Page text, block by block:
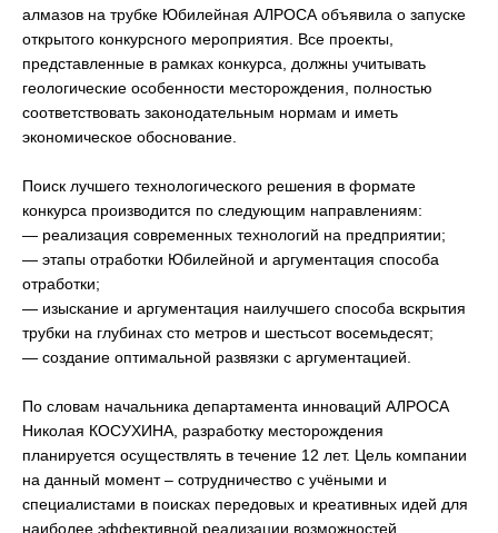
алмазов на трубке Юбилейная АЛРОСА объявила о запуске
открытого конкурсного мероприятия. Все проекты,
представленные в рамках конкурса, должны учитывать
геологические особенности месторождения, полностью
соответствовать законодательным нормам и иметь
экономическое обоснование.
Поиск лучшего технологического решения в формате
конкурса производится по следующим направлениям:
— реализация современных технологий на предприятии;
— этапы отработки Юбилейной и аргументация способа
отработки;
— изыскание и аргументация наилучшего способа вскрытия
трубки на глубинах сто метров и шестьсот восемьдесят;
— создание оптимальной развязки с аргументацией.
По словам начальника департамента инноваций АЛРОСА
Николая КОСУХИНА, разработку месторождения
планируется осуществлять в течение 12 лет. Цель компании
на данный момент – сотрудничество с учёными и
специалистами в поисках передовых и креативных идей для
наиболее эффективной реализации возможностей